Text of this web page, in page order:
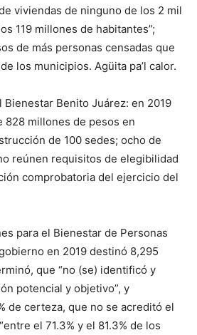
viviendas de ninguno de los 2 mil
119 millones de habitantes”;
de más personas censadas que
los municipios. Agüita pa’l calor.
Bienestar Benito Juárez: en 2019
828 millones de pesos en
de 100 sedes; ocho de
reúnen requisitos de elegibilidad
comprobatoria del ejercicio del
para el Bienestar de Personas
en 2019 destinó 8,295
que “no (se) identificó y
potencial y objetivo”, y
de certeza, que no se acreditó el
el 71.3% y el 81.3% de los